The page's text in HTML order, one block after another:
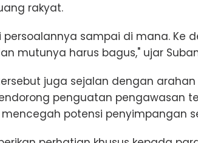
rakyat.
persoalannya sampai di mana. Ke
mutunya harus bagus," ujar
juga sejalan dengan arahan
penguatan pengawasan
potensi penyimpangan